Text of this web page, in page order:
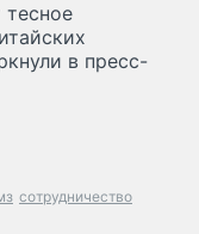
в пресс-
сотрудничество